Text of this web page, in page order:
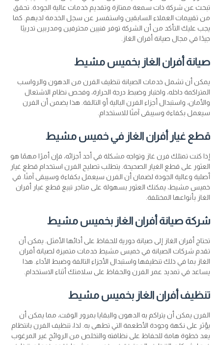
تبحث عن شركة ذات سمعة ممتازة وتقديم خدمات عالية الجودة. تحقق
من تقييمات العملاء السابقين واستفسر عن سجل الخدمة لديهم. كما
يجب عليك التأكد من أن الشركة توفر فنيين محترفين ومدربين تدريبًا
جيدًا في مجال صيانة أفران الغاز.
صيانة أفران الغاز بخميس مشيط
يمكن أن تشمل خدمات الصيانة تنظيف الفرن من الدهون والرواسب
المتراكمة داخله، واختبار وضبط درجة الحرارة، وفحص نظام الاشتعال
والأمان، واستبدال أجزاء الفرن البالية أو التالفة. هذا يضمن أن الفرن
سيعمل بكفاءة وسيبقى آمنًا للاستخدام.
قطع غيار أفران الغاز في خميس مشيط
إذا كنت تمتلك فرن غاز وتواجه مشكلة في أحد أجزائه، فإن أمرًا مهمًا هو
العثور على قطع الغيار الصحيحة. يتطلب تصليح الفرن استخدام قطع غيار
أصلية وعالية الجودة لضمان أن الفرن سيعمل بكفاءة وسيبقى آمنًا. في
خميس مشيط، يمكنك العثور بسهولة على متاجر تبيع قطع غيار أفران
الغاز بأنواعها المختلفة.
شركة صيانة أفران الغاز بخميس مشيط
تحتاج أفران الغاز إلى صيانة دورية للحفاظ على أدائها الأمثل. يمكن أن
تقدم شركات الصيانة في خميس مشيط خدمات متميزة لصيانة أفران
الغاز بما في ذلك تنظيفها واستبدال الأجزاء التالفة وضبط الأداء. هذا
يساعد في تمديد عمر الفرن والحفاظ على سلامتك أثناء الاستخدام.
تنظيف أفران الغاز بخميس مشيط
الفرن يمكن أن يتراكم به الدهون والبقايا بمرور الوقت، مما يمكن أن
يؤثر على نكهة وجودة الأطعمة التي تطهى به. لذا، تنظيف الفرن بانتظام
يعد خطوة هامة للحفاظ على نظافته والتخلص من الروائح غير المرغوب